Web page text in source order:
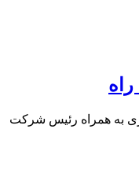
به همراه رئیس شرکت